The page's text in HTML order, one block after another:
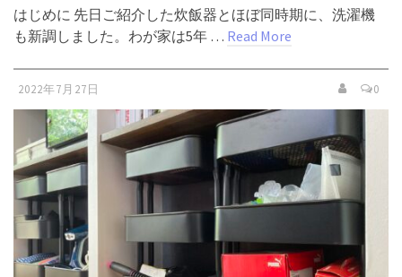
はじめに 先日ご紹介した炊飯器とほぼ同時期に、洗濯機
も新調しました。わが家は5年 … Read More
2022年7月27日 0